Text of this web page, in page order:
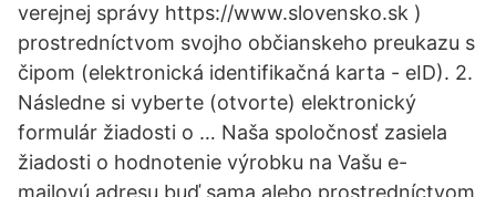
verejnej správy https://www.slovensko.sk )
prostredníctvom svojho občianskeho preukazu s
čipom (elektronická identifikačná karta - eID). 2.
Následne si vyberte (otvorte) elektronický
formulár žiadosti o … Naša spoločnosť zasiela
žiadosti o hodnotenie výrobku na Vašu e-
mailovú adresu buď sama alebo prostredníctvom